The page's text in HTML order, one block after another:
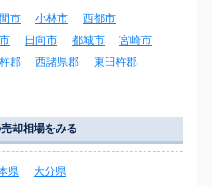
市 小林市
西都市
日向市 都城市
宮崎市
郡 西諸県郡
東臼杵郡
却相場をみる
県
大分県